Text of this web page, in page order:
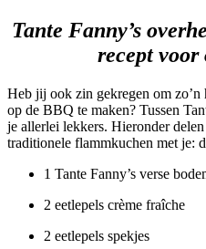
Tante Fanny’s
recept voor
Heb jij ook zin gekregen om
op de BBQ te maken? Tussen
je allerlei lekkers. Hieronder
traditionele flammkuchen met je:
1 Tante Fanny’s verse
2 eetlepels crème fraîche
2 eetlepels spekjes